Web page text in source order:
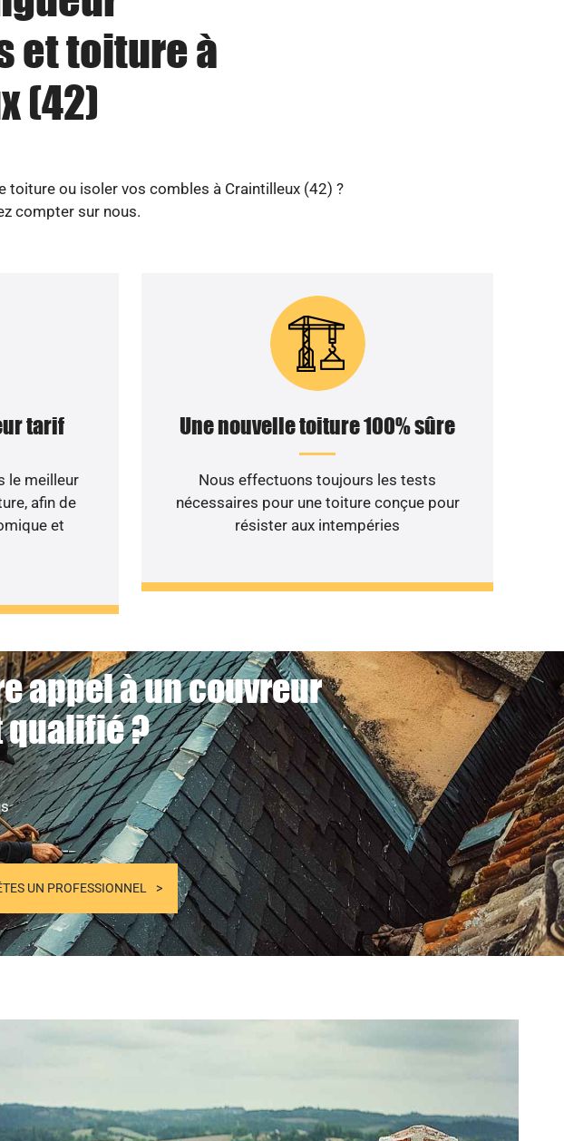
et toiture à
(42)
toiture ou isoler vos combles à Craintilleux (42) ?
compter sur nous.
tarif
le meilleur
afin de
et
Une nouvelle toiture 100% sûre
Nous effectuons toujours les tests
nécessaires pour une toiture conçue pour
résister aux intempéries
appel à un couvreur
qualifié ?
UN PROFESSIONNEL